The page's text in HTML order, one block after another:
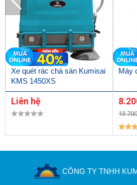
Xe quét rác chà sàn Kumisai
KMS 1450XS
Liên hệ
Máy
CÔNG TY TNHH